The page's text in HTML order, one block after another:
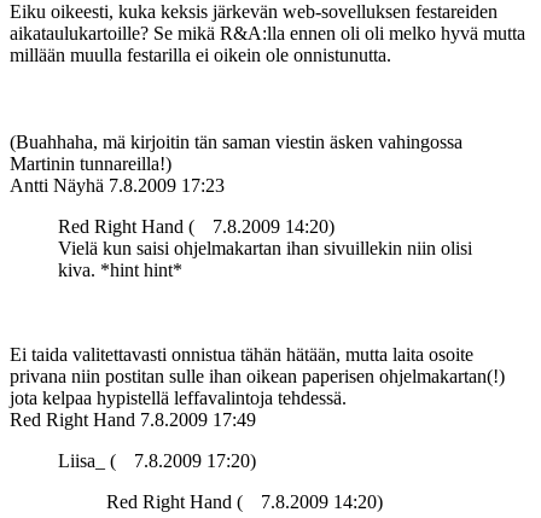
Eiku oikeesti, kuka keksis järkevän web-sovelluksen festareiden
aikataulukartoille? Se mikä R&A:lla ennen oli oli melko hyvä mutta
millään muulla festarilla ei oikein ole onnistunutta.
(Buahhaha, mä kirjoitin tän saman viestin äsken vahingossa
Martinin tunnareilla!)
Antti Näyhä 7.8.2009 17:23
Red Right Hand (
7.8.2009 14:20)
Vielä kun saisi ohjelmakartan ihan sivuillekin niin olisi
kiva. *hint hint*
Ei taida valitettavasti onnistua tähän hätään, mutta laita osoite
privana niin postitan sulle ihan oikean paperisen ohjelmakartan(!)
jota kelpaa hypistellä leffavalintoja tehdessä.
Red Right Hand 7.8.2009 17:49
Liisa_ (
7.8.2009 17:20)
Red Right Hand (
7.8.2009 14:20)